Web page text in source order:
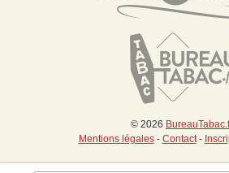
© 2026
Mentions légales- Contact-